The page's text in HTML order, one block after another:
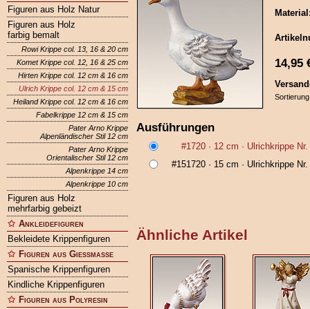
Figuren aus Holz Natur
Figuren aus Holz
farbig bemalt
Rowi Krippe col. 13, 16 & 20 cm
Komet Krippe col. 12, 16 & 25 cm
Hirten Krippe col. 12 cm & 16 cm
Ulrich Krippe col. 12 cm & 15 cm
Heiland Krippe col. 12 cm & 16 cm
Fabelkrippe 12 cm & 15 cm
Pater Arno Krippe
Alpenländischer Stil 12 cm
Pater Arno Krippe
Orientalischer Stil 12 cm
Alpenkrippe 14 cm
Alpenkrippe 10 cm
Figuren aus Holz
mehrfarbig gebeizt
Ankleidefiguren
Bekleidete Krippenfiguren
Figuren aus Gießmasse
Spanische Krippenfiguren
Kindliche Krippenfiguren
Figuren aus Polyresin
14,95
Ausführungen
#1720 · 12 cm · Ulrichkrippe Nr.
#151720 · 15 cm · Ulrichkrippe Nr.
Ähnliche Artikel